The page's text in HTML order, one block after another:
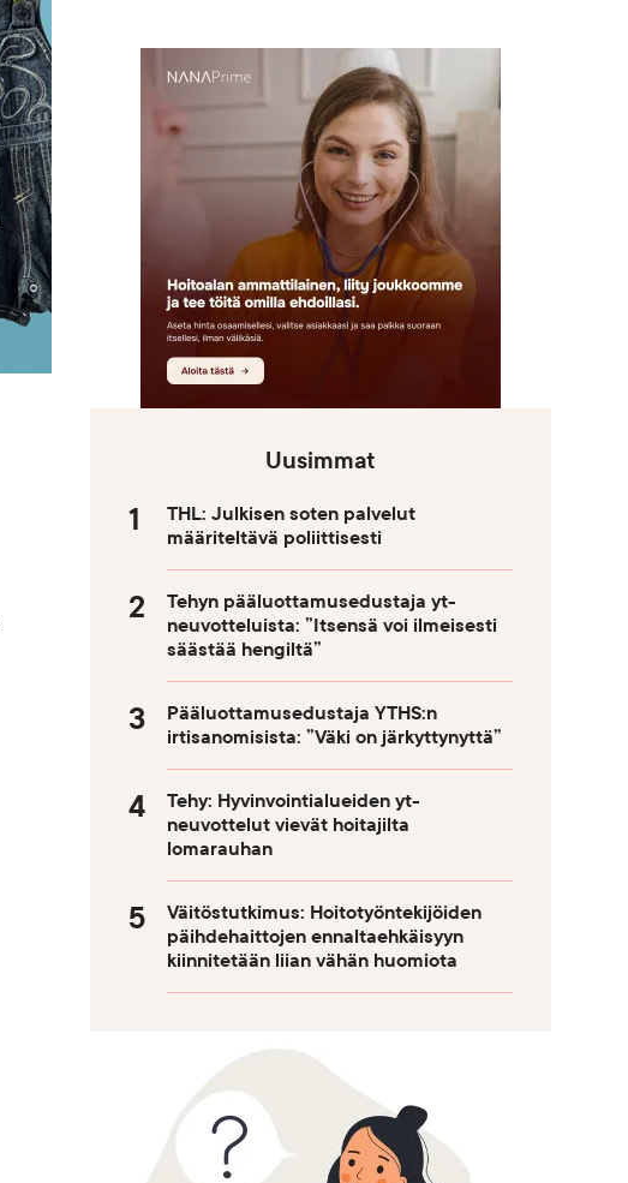
Uusimmat
THL: Julkisen soten palvelut
määriteltävä poliittisesti
Tehyn pääluottamusedustaja yt-
neuvotteluista: ”Itsensä voi ilmeisesti
säästää hengiltä”
Pääluottamusedustaja YTHS:n
irtisanomisista: ”Väki on järkyttynyttä”
Tehy: Hyvinvointialueiden yt-
neuvottelut vievät hoitajilta
lomarauhan
Väitöstutkimus: Hoitotyöntekijöiden
päihdehaittojen ennaltaehkäisyyn
kiinnitetään liian vähän huomiota